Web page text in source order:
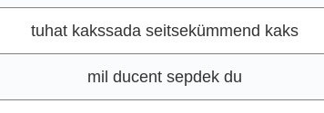
tuhat kakssada seitsekümmend kaks
mil ducent sepdek du